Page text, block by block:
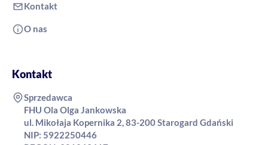
Kontakt
O nas
Kontakt
Sprzedawca
FHU Ola Olga Jankowska
ul. Mikołaja Kopernika 2, 83-200 Starogard Gdański
NIP: 5922250446